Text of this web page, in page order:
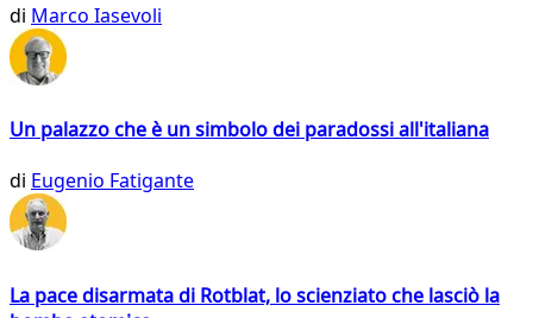
di Marco Iasevoli
Un palazzo che è un simbolo dei paradossi all'italiana
di Eugenio Fatigante
La pace disarmata di Rotblat, lo scienziato che lasciò la